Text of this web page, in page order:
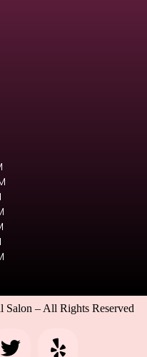
– All Rights Reserved